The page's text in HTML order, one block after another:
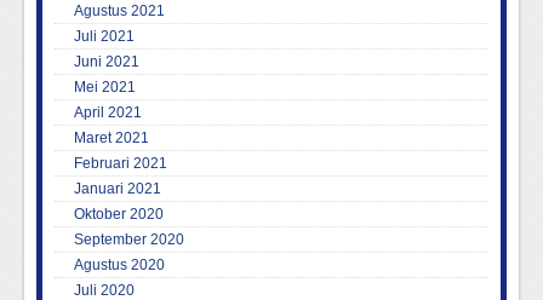
Agustus 2021
Juli 2021
Juni 2021
Mei 2021
April 2021
Maret 2021
Februari 2021
Januari 2021
Oktober 2020
September 2020
Agustus 2020
Juli 2020